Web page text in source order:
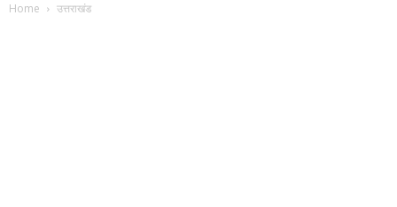
Home उत्तराखंड